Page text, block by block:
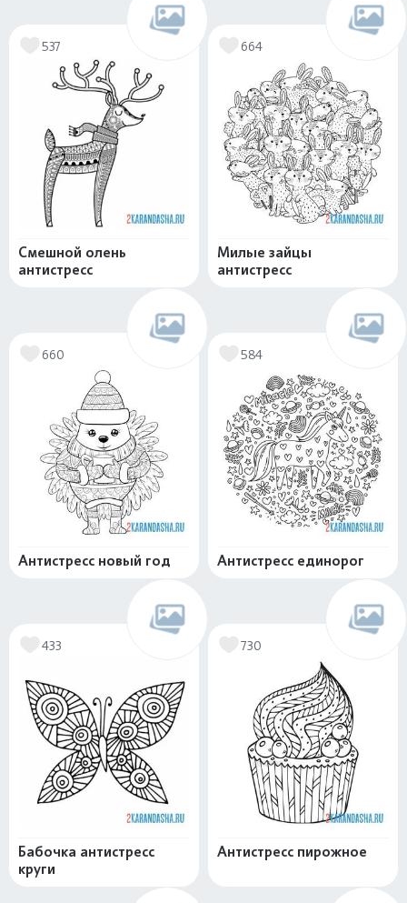
537
Смешной олень
антистресс
664
Милые зайцы
антистресс
660
Антистресс новый год
584
Антистресс единорог
433
Бабочка антистресс
круги
730
Антистресс пирожное